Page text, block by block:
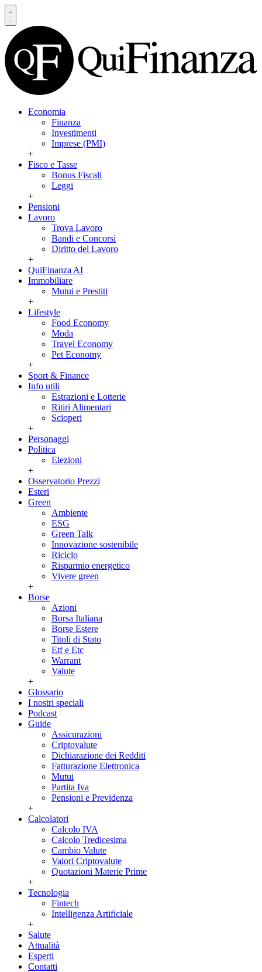
Economia
Finanza
Investimenti
Imprese (PMI)
+
Fisco e Tasse
Bonus Fiscali
Leggi
+
Pensioni
Lavoro
Trova Lavoro
Bandi e Concorsi
Diritto del Lavoro
+
QuiFinanza AI
Immobiliare
Mutui e Prestiti
+
Lifestyle
Food Economy
Moda
Travel Economy
Pet Economy
+
Sport & Finance
Info utili
Estrazioni e Lotterie
Ritiri Alimentari
Scioperi
+
Personaggi
Politica
Elezioni
+
Osservatorio Prezzi
Esteri
Green
Ambiente
ESG
Green Talk
Innovazione sostenibile
Riciclo
Risparmio energetico
Vivere green
+
Borse
Azioni
Borsa Italiana
Borse Estere
Titoli di Stato
Etf e Etc
Warrant
Valute
+
Glossario
I nostri speciali
Podcast
Guide
Assicurazioni
Criptovalute
Dichiarazione dei Redditi
Fatturazione Elettronica
Mutui
Partita Iva
Pensioni e Previdenza
+
Calcolatori
Calcolo IVA
Calcolo Tredicesima
Cambio Valute
Valori Criptovalute
Quotazioni Materie Prime
+
Tecnologia
Fintech
Intelligenza Artificiale
+
Salute
Attualità
Esperti
Contatti